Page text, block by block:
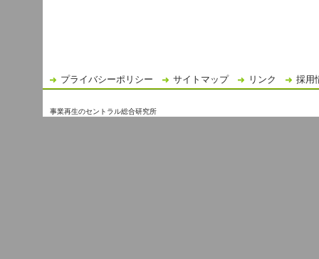
プライバシーポリシー サイトマップ リンク 採用
事業再生のセントラル総合研究所